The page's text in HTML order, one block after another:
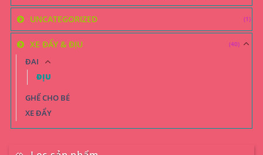
UNCATEGORIZED (1)
XE ĐẨY & ĐỊU (40)
ĐAI
ĐỊU
GHẾ CHO BÉ
XE ĐẨY